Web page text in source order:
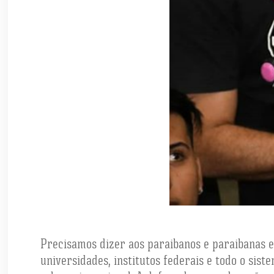
Precisamos dizer aos paraibanos e paraibanas
universidades, institutos federais e todo o